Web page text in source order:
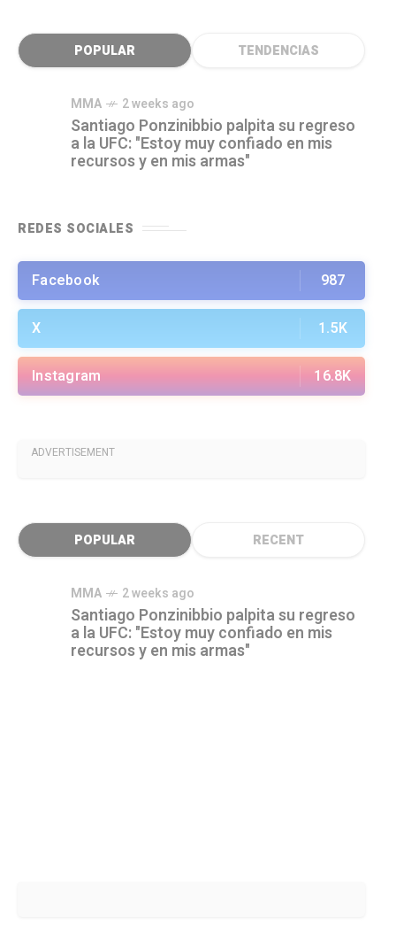
POPULAR TENDENCIAS
MMA 2 weeks ago
Santiago Ponzinibbio palpita su regreso
a la UFC: "Estoy muy confiado en mis
recursos y en mis armas"
REDES SOCIALES
Facebook 987
X 1.5K
Instagram 16.8K
ADVERTISEMENT
POPULAR RECENT
MMA 2 weeks ago
Santiago Ponzinibbio palpita su regreso
a la UFC: "Estoy muy confiado en mis
recursos y en mis armas"